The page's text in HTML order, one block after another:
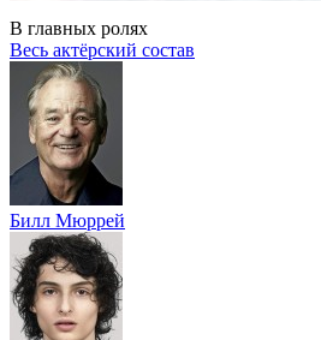
В главных ролях
Весь актёрский состав
Билл Мюррей